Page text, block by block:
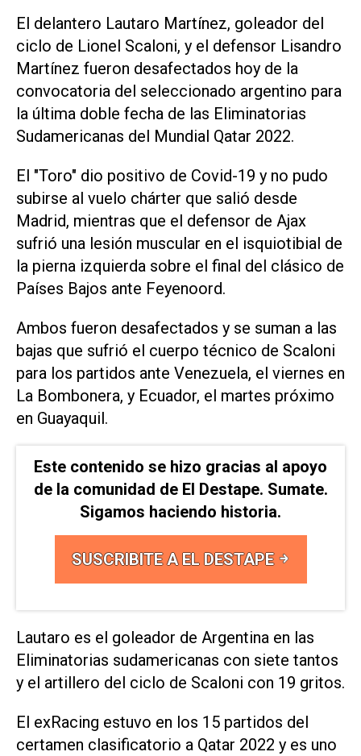
El delantero Lautaro Martínez, goleador del
ciclo de Lionel Scaloni, y el defensor Lisandro
Martínez fueron desafectados hoy de la
convocatoria del seleccionado argentino para
la última doble fecha de las Eliminatorias
Sudamericanas del Mundial Qatar 2022.
El "Toro" dio positivo de Covid-19 y no pudo
subirse al vuelo chárter que salió desde
Madrid, mientras que el defensor de Ajax
sufrió una lesión muscular en el isquiotibial de
la pierna izquierda sobre el final del clásico de
Países Bajos ante Feyenoord.
Ambos fueron desafectados y se suman a las
bajas que sufrió el cuerpo técnico de Scaloni
para los partidos ante Venezuela, el viernes en
La Bombonera, y Ecuador, el martes próximo
en Guayaquil.
Este contenido se hizo gracias al apoyo
de la comunidad de El Destape. Sumate.
Sigamos haciendo historia.
SUSCRIBITE A EL DESTAPE
Lautaro es el goleador de Argentina en las
Eliminatorias sudamericanas con siete tantos
y el artillero del ciclo de Scaloni con 19 gritos.
El exRacing estuvo en los 15 partidos del
certamen clasificatorio a Qatar 2022 y es uno